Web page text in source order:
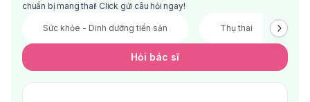
chuẩn bị mang thai! Click gửi câu hỏi ngay!
Sức khỏe - Dinh dưỡng tiền sản Thụ thai
Hỏi bác sĩ